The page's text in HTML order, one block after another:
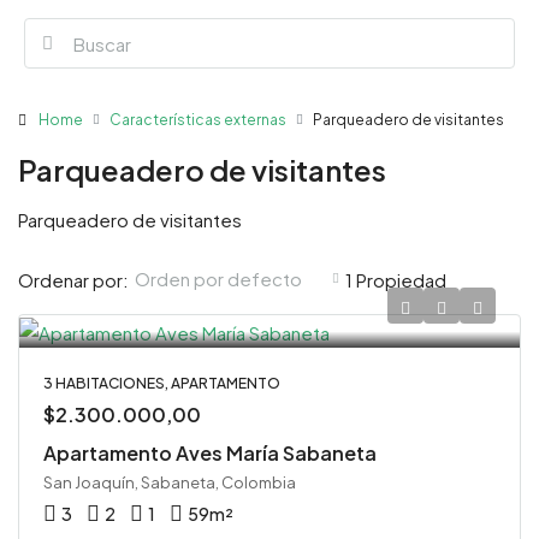
Home Características externas Parqueadero de visitantes
Parqueadero de visitantes
Parqueadero de visitantes
1 Propiedad
Ordenar por: Orden por defecto
3 HABITACIONES, APARTAMENTO
$2.300.000,00
Apartamento Aves María Sabaneta
San Joaquín, Sabaneta, Colombia
3 2 1 59m²